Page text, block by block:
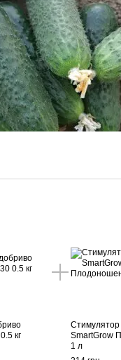
кг
Стимулятор
SmartGrow
1 л